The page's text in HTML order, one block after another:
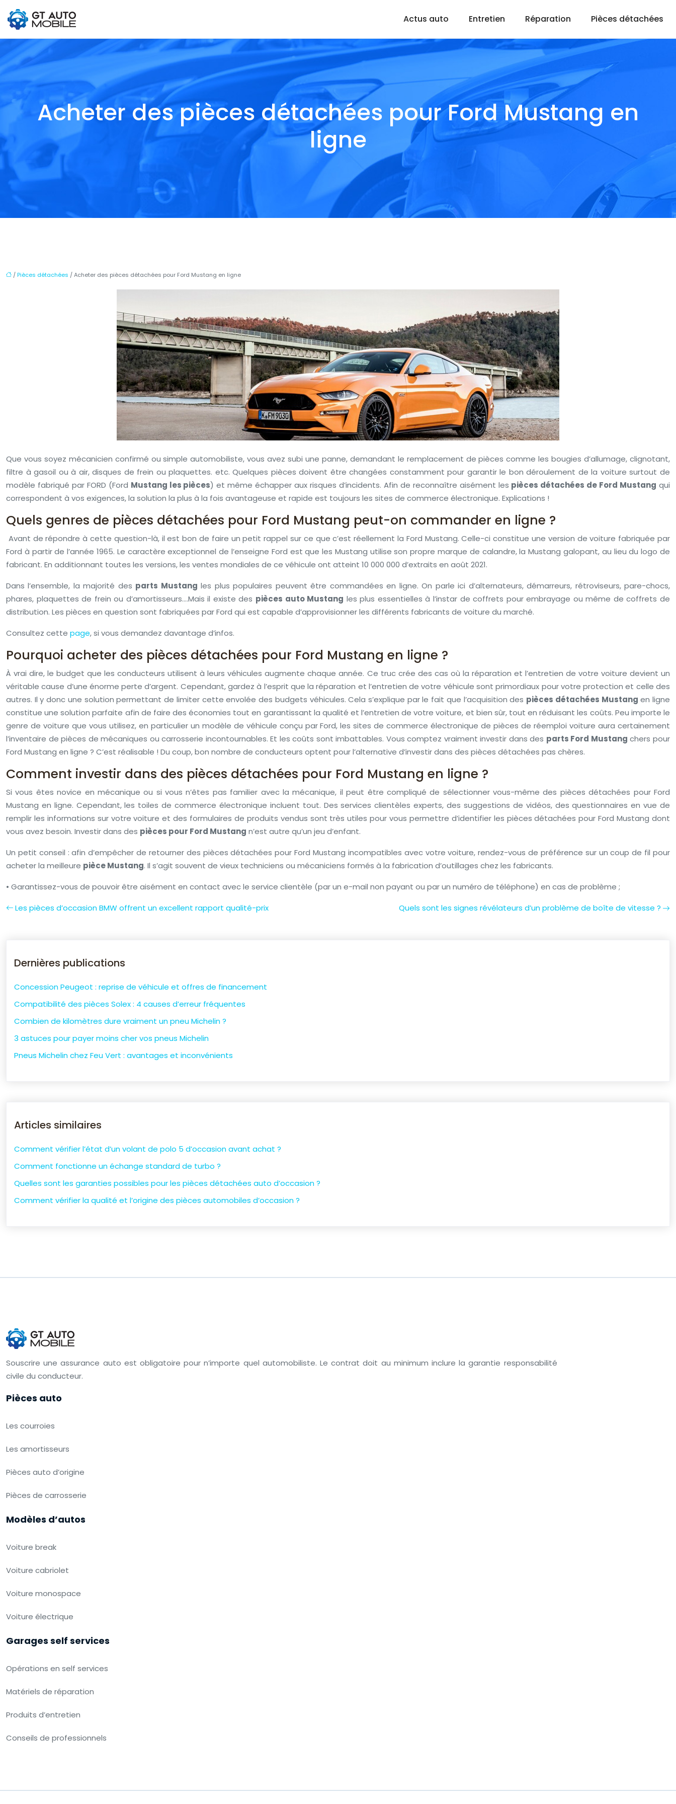
Actus auto Entretien Réparation Pièces détachées
Acheter des pièces détachées pour Ford Mustang en
ligne
/Pièces détachées / Acheter des pièces détachées pour Ford Mustang en ligne
Que vous soyez mécanicien confirmé ou simple automobiliste, vous avez subi une panne, demandant le remplacement de pièces comme les bougies d’allumage, clignotant,
filtre à gasoil ou à air, disques de frein ou plaquettes. etc. Quelques pièces doivent être changées constamment pour garantir le bon déroulement de la voiture surtout de
modèle fabriqué par FORD (Ford Mustang les pièces) et même échapper aux risques d’incidents. Afin de reconnaître aisément les pièces détachées de Ford Mustang qui
correspondent à vos exigences, la solution la plus à la fois avantageuse et rapide est toujours les sites de commerce électronique. Explications !
Quels genres de pièces détachées pour Ford Mustang peut-on commander en ligne ?
Avant de répondre à cette question-là, il est bon de faire un petit rappel sur ce que c’est réellement la Ford Mustang. Celle-ci constitue une version de voiture fabriquée par
Ford à partir de l’année 1965. Le caractère exceptionnel de l’enseigne Ford est que les Mustang utilise son propre marque de calandre, la Mustang galopant, au lieu du logo de
fabricant. En additionnant toutes les versions, les ventes mondiales de ce véhicule ont atteint 10 000 000 d’extraits en août 2021.
Dans l’ensemble, la majorité des parts Mustang les plus populaires peuvent être commandées en ligne. On parle ici d’alternateurs, démarreurs, rétroviseurs, pare-chocs,
phares, plaquettes de frein ou d’amortisseurs….Mais il existe des pièces auto Mustang les plus essentielles à l’instar de coffrets pour embrayage ou même de coffrets de
distribution. Les pièces en question sont fabriquées par Ford qui est capable d’approvisionner les différents fabricants de voiture du marché.
Consultez cette page, si vous demandez davantage d’infos.
Pourquoi acheter des pièces détachées pour Ford Mustang en ligne ?
À vrai dire, le budget que les conducteurs utilisent à leurs véhicules augmente chaque année. Ce truc crée des cas où la réparation et l’entretien de votre voiture devient un
véritable cause d’une énorme perte d’argent. Cependant, gardez à l’esprit que la réparation et l’entretien de votre véhicule sont primordiaux pour votre protection et celle des
autres. Il y donc une solution permettant de limiter cette envolée des budgets véhicules. Cela s’explique par le fait que l’acquisition des pièces détachées Mustang en ligne
constitue une solution parfaite afin de faire des économies tout en garantissant la qualité et l’entretien de votre voiture, et bien sûr, tout en réduisant les coûts. Peu importe le
genre de voiture que vous utilisez, en particulier un modèle de véhicule conçu par Ford, les sites de commerce électronique de pièces de réemploi voiture aura certainement
l’inventaire de pièces de mécaniques ou carrosserie incontournables. Et les coûts sont imbattables. Vous comptez vraiment investir dans des parts Ford Mustang chers pour
Ford Mustang en ligne ? C’est réalisable ! Du coup, bon nombre de conducteurs optent pour l’alternative d’investir dans des pièces détachées pas chères.
Comment investir dans des pièces détachées pour Ford Mustang en ligne ?
Si vous êtes novice en mécanique ou si vous n’êtes pas familier avec la mécanique, il peut être compliqué de sélectionner vous-même des pièces détachées pour Ford
Mustang en ligne. Cependant, les toiles de commerce électronique incluent tout. Des services clientèles experts, des suggestions de vidéos, des questionnaires en vue de
remplir les informations sur votre voiture et des formulaires de produits vendus sont très utiles pour vous permettre d’identifier les pièces détachées pour Ford Mustang dont
vous avez besoin. Investir dans des pièces pour Ford Mustang n’est autre qu’un jeu d’enfant.
Un petit conseil : afin d’empêcher de retourner des pièces détachées pour Ford Mustang incompatibles avec votre voiture, rendez-vous de préférence sur un coup de fil pour
acheter la meilleure pièce Mustang. Il s’agit souvent de vieux techniciens ou mécaniciens formés à la fabrication d’outillages chez les fabricants.
• Garantissez-vous de pouvoir être aisément en contact avec le service clientèle (par un e-mail non payant ou par un numéro de téléphone) en cas de problème ;
Les pièces d’occasion BMW offrent un excellent rapport qualité-prix
Quels sont les signes révélateurs d’un problème de boîte de vitesse ?
Dernières publications
Concession Peugeot : reprise de véhicule et offres de financement
Compatibilité des pièces Solex : 4 causes d’erreur fréquentes
Combien de kilomètres dure vraiment un pneu Michelin ?
3 astuces pour payer moins cher vos pneus Michelin
Pneus Michelin chez Feu Vert : avantages et inconvénients
Articles similaires
Comment vérifier l’état d’un volant de polo 5 d’occasion avant achat ?
Comment fonctionne un échange standard de turbo ?
Quelles sont les garanties possibles pour les pièces détachées auto d’occasion ?
Comment vérifier la qualité et l’origine des pièces automobiles d’occasion ?
Souscrire une assurance auto est obligatoire pour n’importe quel automobiliste. Le contrat doit au minimum inclure la garantie responsabilité
civile du conducteur.
Pièces auto
Les courroies
Les amortisseurs
Pièces auto d’origine
Pièces de carrosserie
Modèles d’autos
Voiture break
Voiture cabriolet
Voiture monospace
Voiture électrique
Garages self services
Opérations en self services
Matériels de réparation
Produits d’entretien
Conseils de professionnels